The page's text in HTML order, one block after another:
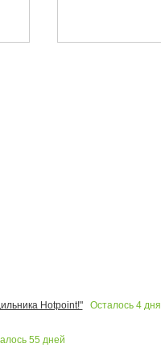
Hotpoint!"
Осталось 4дня
55 дней